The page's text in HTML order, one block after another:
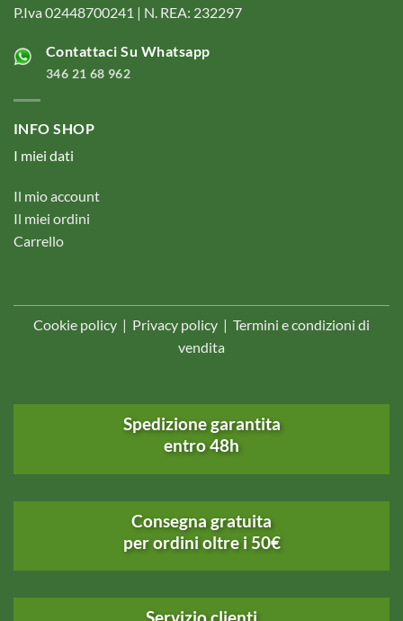
P.Iva 02448700241 | N. REA: 232297
Contattaci Su Whatsapp
346 21 68 962
INFO SHOP
I miei dati
Il mio account
Il miei ordini
Carrello
Cookie policy | Privacy policy | Termini e condizioni di
vendita
Spedizione garantita
entro 48h
Consegna gratuita
per ordini oltre i 50€